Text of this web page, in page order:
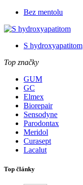
Bez mentolu
S hydroxyapatitom
Top značky
GUM
GC
Elmex
Biorepair
Sensodyne
Parodontax
Meridol
Curasept
Lacalut
Top články